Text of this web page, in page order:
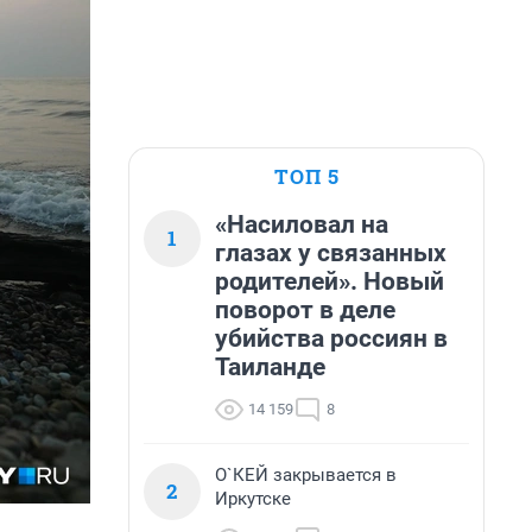
ТОП 5
1
«Насиловал на
глазах у связанных
родителей». Новый
поворот в деле
убийства россиян в
Таиланде
14 159 8
2
О`КЕЙ закрывается в
Иркутске